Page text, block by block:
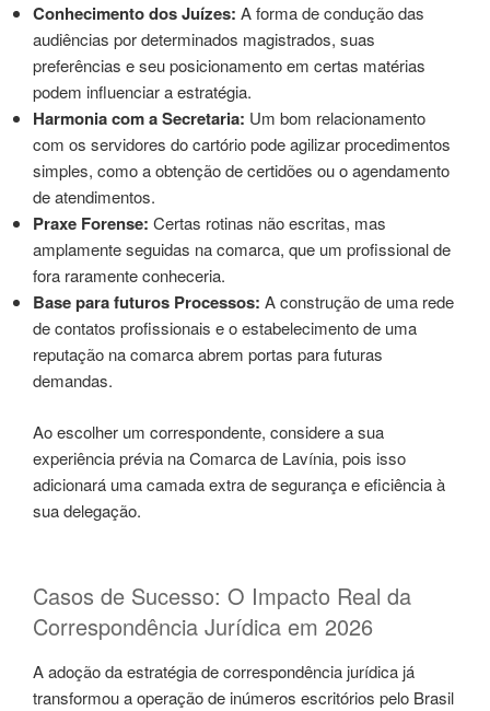
Conhecimento dos Juízes: A forma de condução das
audiências por determinados magistrados, suas
preferências e seu posicionamento em certas matérias
podem influenciar a estratégia.
Harmonia com a Secretaria: Um bom relacionamento
com os servidores do cartório pode agilizar procedimentos
simples, como a obtenção de certidões ou o agendamento
de atendimentos.
Praxe Forense: Certas rotinas não escritas, mas
amplamente seguidas na comarca, que um profissional de
fora raramente conheceria.
Base para futuros Processos: A construção de uma rede
de contatos profissionais e o estabelecimento de uma
reputação na comarca abrem portas para futuras
demandas.
Ao escolher um correspondente, considere a sua
experiência prévia na Comarca de Lavínia, pois isso
adicionará uma camada extra de segurança e eficiência à
sua delegação.
Casos de Sucesso: O Impacto Real da
Correspondência Jurídica em 2026
A adoção da estratégia de correspondência jurídica já
transformou a operação de inúmeros escritórios pelo Brasil